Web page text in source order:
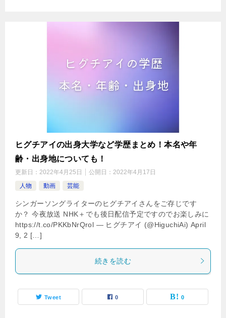
ヒグチアイの出身大学など学歴まとめ！本名や年
齢・出身地についても！
更新日： 2022年4月25日 公開日： 2022年4月17日
人物
動画 芸能
シンガーソングライターのヒグチアイさんをご存じです
か？ 今夜放送 NHK＋でも後日配信予定ですのでお楽しみに
https://t.co/PKKbNrQrol — ヒグチアイ (@HiguchiAi) April
9, 2 […]
続きを読む
Tweet 0 0